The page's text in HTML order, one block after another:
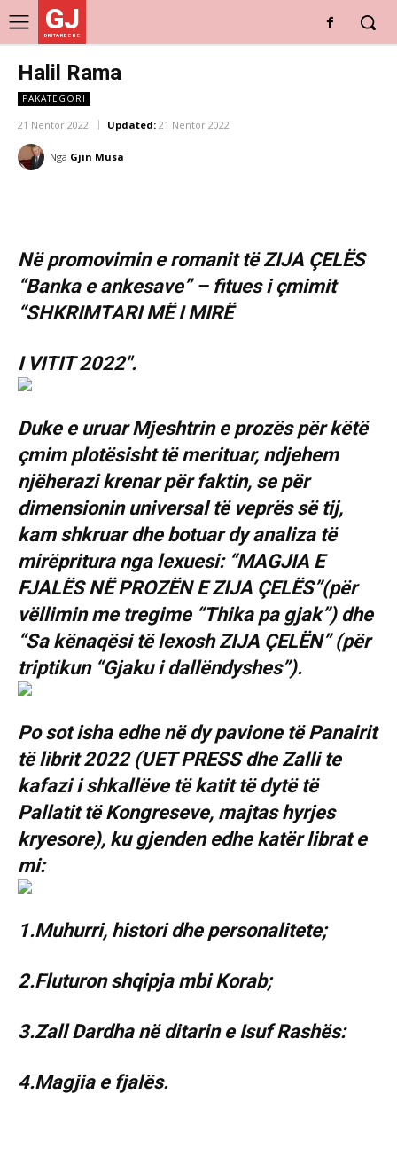
GJ
DRITARE E RE
Halil Rama
PAKATEGORI
21 Nëntor 2022 Updated: 21 Nëntor 2022
Nga Gjin Musa
Në promovimin e romanit të ZIJA ÇELËS
“Banka e ankesave” – fitues i çmimit
“SHKRIMTARI MË I MIRË
I VITIT 2022″.
Duke e uruar Mjeshtrin e prozës për këtë
çmim plotësisht të merituar, ndjehem
njëherazi krenar për faktin, se për
dimensionin universal të veprës së tij,
kam shkruar dhe botuar dy analiza të
mirëpritura nga lexuesi: “MAGJIA E
FJALËS NË PROZËN E ZIJA ÇELËS”(për
vëllimin me tregime “Thika pa gjak”) dhe
“Sa kënaqësi të lexosh ZIJA ÇELËN” (për
triptikun “Gjaku i dallëndyshes”).
Po sot isha edhe në dy pavione të Panairit
të librit 2022 (UET PRESS dhe Zalli te
kafazi i shkallëve të katit të dytë të
Pallatit të Kongreseve, majtas hyrjes
kryesore), ku gjenden edhe katër librat e
mi:
1.Muhurri, histori dhe personalitete;
2.Fluturon shqipja mbi Korab;
3.Zall Dardha në ditarin e Isuf Rashës:
4.Magjia e fjalës.